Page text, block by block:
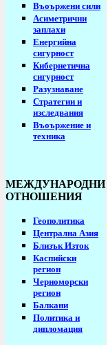
Въоържени сили
Асиметрични
заплахи
Енергийна
сигурност
Кибернетична
сигурност
Разузнаване
Стратегии и
изследвания
Въоържение и
техника
МЕЖДУНАРОДНИ
ОТНОШЕНИЯ
Геополитика
Централна Азия
Близък Изток
Каспийски
регион
Черноморски
регион
Балкани
Политика и
дипломация